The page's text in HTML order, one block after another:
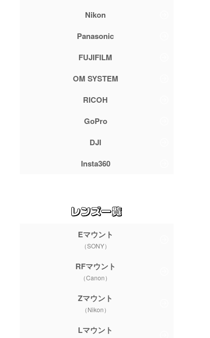
Nikon
Panasonic
FUJIFILM
OM SYSTEM
RICOH
GoPro
DJI
Insta360
Eマウント
（SONY）
RFマウント
（Canon）
Zマウント
（Nikon）
Lマウント